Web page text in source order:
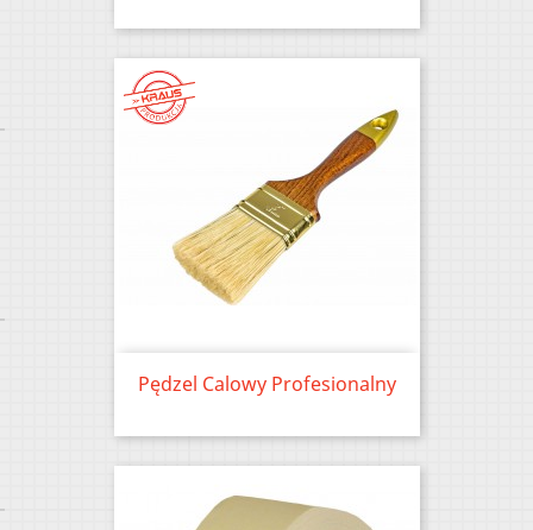
Pędzel Calowy Profesionalny